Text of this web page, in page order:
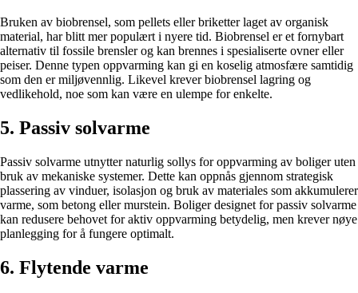
Bruken av biobrensel, som pellets eller briketter laget av organisk
material, har blitt mer populært i nyere tid. Biobrensel er et fornybart
alternativ til fossile brensler og kan brennes i spesialiserte ovner eller
peiser. Denne typen oppvarming kan gi en koselig atmosfære samtidig
som den er miljøvennlig. Likevel krever biobrensel lagring og
vedlikehold, noe som kan være en ulempe for enkelte.
5. Passiv solvarme
Passiv solvarme utnytter naturlig sollys for oppvarming av boliger uten
bruk av mekaniske systemer. Dette kan oppnås gjennom strategisk
plassering av vinduer, isolasjon og bruk av materiales som akkumulerer
varme, som betong eller murstein. Boliger designet for passiv solvarme
kan redusere behovet for aktiv oppvarming betydelig, men krever nøye
planlegging for å fungere optimalt.
6. Flytende varme